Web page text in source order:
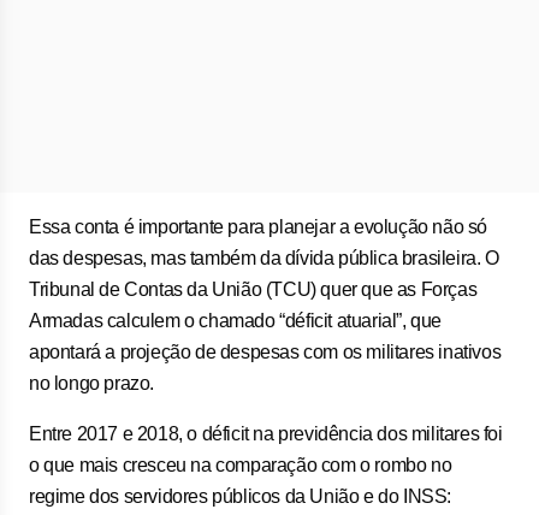
Essa conta é importante para planejar a evolução não só
das despesas, mas também da dívida pública brasileira. O
Tribunal de Contas da União (TCU) quer que as Forças
Armadas calculem o chamado “déficit atuarial”, que
apontará a projeção de despesas com os militares inativos
no longo prazo.
Entre 2017 e 2018, o déficit na previdência dos militares foi
o que mais cresceu na comparação com o rombo no
regime dos servidores públicos da União e do INSS: